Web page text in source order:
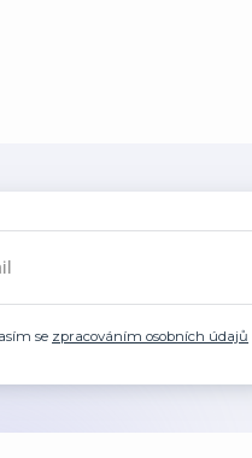
se zpracováním osobních údajů